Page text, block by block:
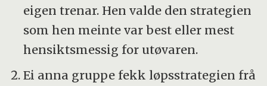
eigen trenar. Hen valde den strategien
som hen meinte var best eller mest
hensiktsmessig for utøvaren.
Ei anna gruppe fekk løpsstrategien frå